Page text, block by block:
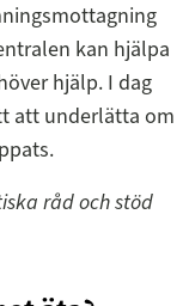
kan hjälpa
hjälp. I dag
att underlätta om
råd och stöd